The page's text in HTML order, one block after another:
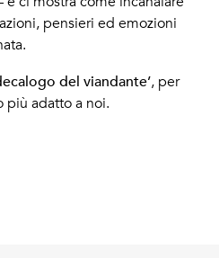
pensieri ed emozioni
del viandante’, per
più adatto a noi.